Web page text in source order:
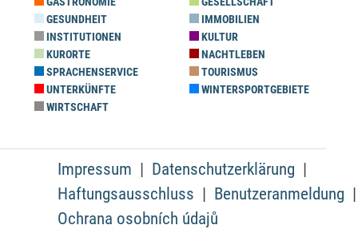
GESUNDHEIT
IMMOBILIEN
INSTITUTIONEN
KULTUR
KURORTE
NACHTLEBEN
SPRACHENSERVICE
TOURISMUS
UNTERKÜNFTE
WINTERSPORTGEBIETE
WIRTSCHAFT
Impressum
Datenschutzerklärung
Haftungsausschluss
Benutzeranmeldung
Ochrana osobních údajů